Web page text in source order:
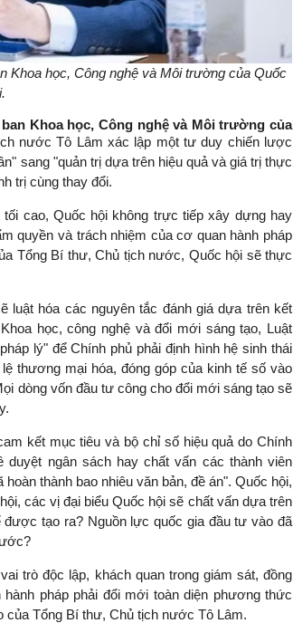
Khoa học, Công nghệ và Môi trường của Quốc
Khoa học, Công nghệ và Môi trường của
nước Tô Lâm xác lập một tư duy chiến lược
sang "quản trị dựa trên hiệu quả và giá trị thực
trị cùng thay đổi.
cao, Quốc hội không trực tiếp xây dựng hay
quyền và trách nhiệm của cơ quan hành pháp
Tổng Bí thư, Chủ tịch nước, Quốc hội sẽ thực
luật hóa các nguyên tắc đánh giá dựa trên kết
học, công nghệ và đổi mới sáng tạo, Luật
lý" để Chính phủ phải định hình hệ sinh thái
thương mại hóa, đóng góp của kinh tế số vào
dòng vốn đầu tư công cho đổi mới sáng tạo sẽ
kết mục tiêu và bộ chỉ số hiệu quả do Chính
ngân sách hay chất vấn các thành viên
thành bao nhiêu văn bản, đề án". Quốc hội,
các vị đại biểu Quốc hội sẽ chất vấn dựa trên
tạo ra? Nguồn lực quốc gia đầu tư vào đã
trò độc lập, khách quan trong giám sát, đồng
pháp phải đổi mới toàn diện phương thức
của Tổng Bí thư, Chủ tịch nước Tô Lâm.